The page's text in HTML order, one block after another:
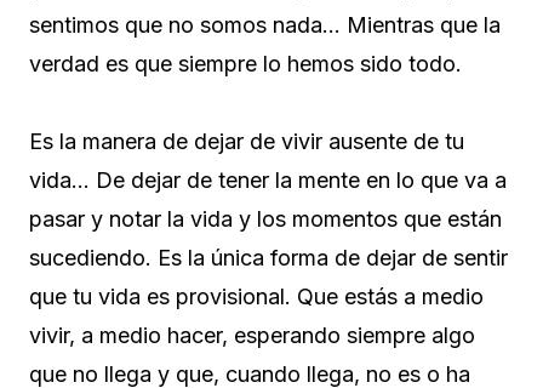
sentimos que no somos nada… Mientras que la
verdad es que siempre lo hemos sido todo.
Es la manera de dejar de vivir ausente de tu
vida… De dejar de tener la mente en lo que va a
pasar y notar la vida y los momentos que están
sucediendo. Es la única forma de dejar de sentir
que tu vida es provisional. Que estás a medio
vivir, a medio hacer, esperando siempre algo
que no llega y que, cuando llega, no es o ha